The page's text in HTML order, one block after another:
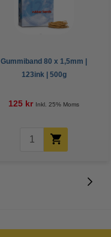
Gummiband 80 x 1,5mm |
123ink | 500g
125 kr Inkl. 25% Moms